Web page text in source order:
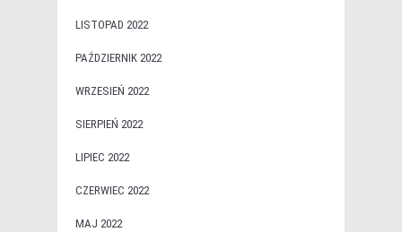
LISTOPAD 2022
PAŹDZIERNIK 2022
WRZESIEŃ 2022
SIERPIEŃ 2022
LIPIEC 2022
CZERWIEC 2022
MAJ 2022